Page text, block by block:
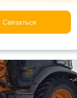
Связаться